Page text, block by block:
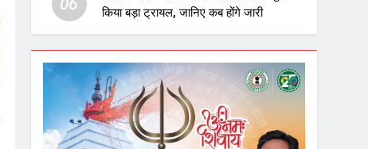
किया बड़ा ट्रायल, जानिए कब होंगे जारी